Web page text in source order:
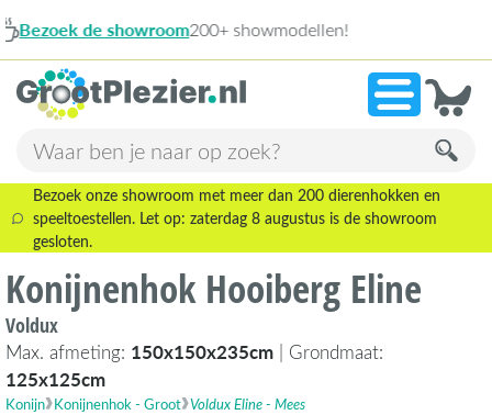
»
Bezoek onze showroom met meer dan 200 dierenhokken en
speeltoestellen. Let op: zaterdag 8 augustus is de showroom
gesloten.
Konijnenhok Hooiberg Eline
Voldux
Max. afmeting: 150x150x235cm | Grondmaat:
125x125cm
Konijn Konijnenhok - Groot Voldux Eline - Mees